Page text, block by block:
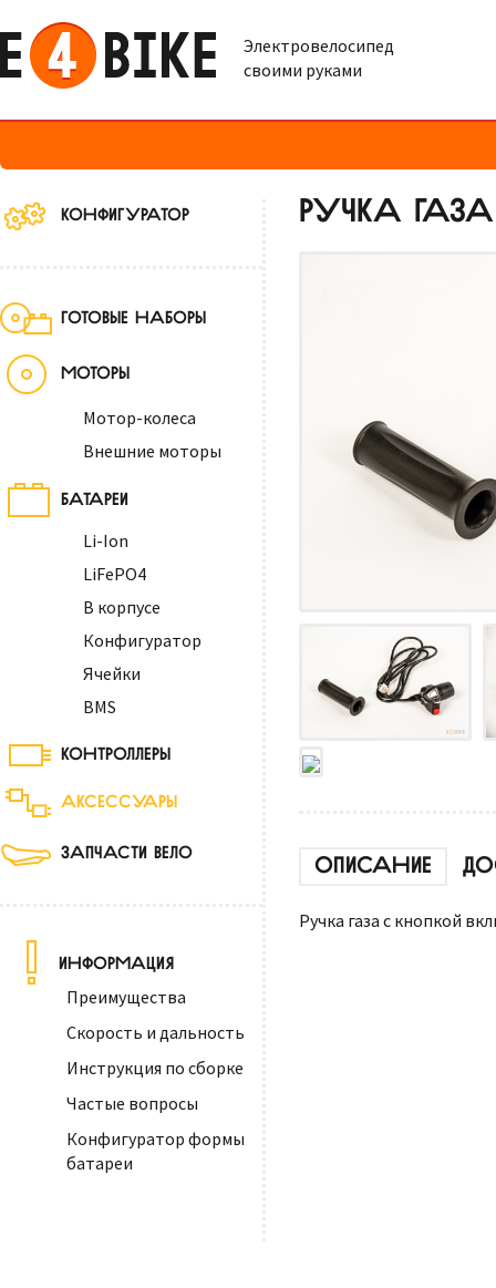
Электровелосипед
своими руками
КОНФИГУРАТОР
ГОТОВЫЕ НАБОРЫ
МОТОРЫ
Мотор-колеса
Внешние моторы
БАТАРЕИ
Li-Ion
LiFePO4
В корпусе
Конфигуратор
Ячейки
BMS
КОНТРОЛЛЕРЫ
АКСЕССУАРЫ
ЗАПЧАСТИ ВЕЛО
ИНФОРМАЦИЯ
Преимущества
Скорость и дальность
Инструкция по сборке
Частые вопросы
Конфигуратор формы
батареи
РУЧКА
ОПИСАНИЕ
Ручка газа с кнопкой